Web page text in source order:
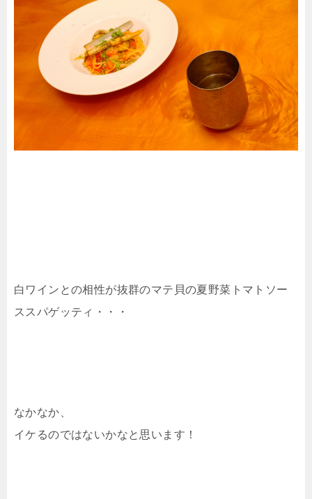
白ワインとの相性が抜群のマテ貝の夏野菜トマトソー
ススパゲッティ・・・
なかなか、
イケるのではないかなと思います！